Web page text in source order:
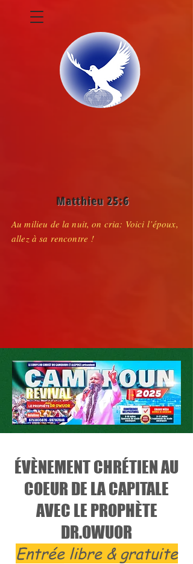
Matthieu 25:6
Au milieu de la nuit, on cria: Voici l’époux,
allez à sa rencontre !
ÉVÈNEMENT CHRÉTIEN AU
COEUR DE LA CAPITALE
AVEC LE PROPHÈTE
DR.OWUOR
Entrée libre & gratuite